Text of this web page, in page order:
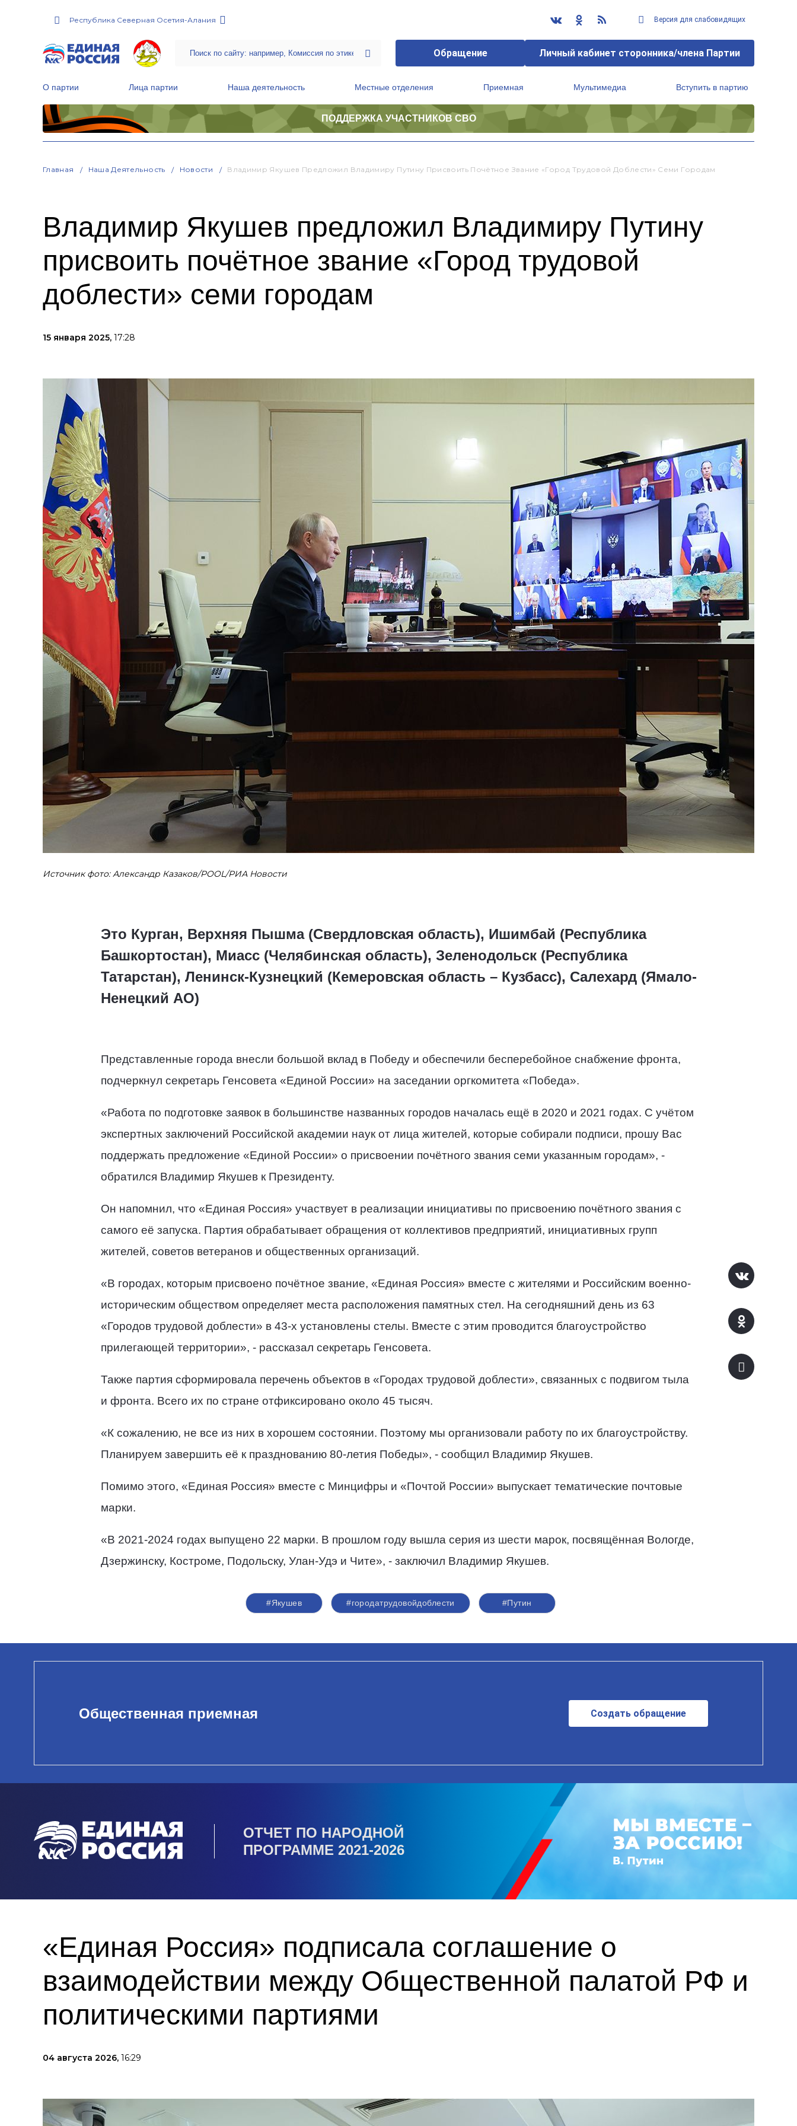
Республика Северная Осетия-Алания Версия для слабовидящих
Обращение Личный кабинет сторонника/члена Партии
О партии Лица партии Наша деятельность Местные отделения Приемная Мультимедиа Вступить в партию
ПОДДЕРЖКА УЧАСТНИКОВ СВО
Главная Наша Деятельность Новости Владимир Якушев Предложил Владимиру Путину Присвоить Почётное Звание «Город Трудовой Доблести» Семи Городам
Владимир Якушев предложил Владимиру Путину
присвоить почётное звание «Город трудовой
доблести» семи городам
15 января 2025, 17:28
Источник фото: Александр Казаков/POOL/РИА Новости
Это Курган, Верхняя Пышма (Свердловская область), Ишимбай (Республика
Башкортостан), Миасс (Челябинская область), Зеленодольск (Республика
Татарстан), Ленинск-Кузнецкий (Кемеровская область – Кузбасс), Салехард (Ямало-
Ненецкий АО)
Представленные города внесли большой вклад в Победу и обеспечили бесперебойное снабжение фронта,
подчеркнул секретарь Генсовета «Единой России» на заседании оргкомитета «Победа».
«Работа по подготовке заявок в большинстве названных городов началась ещё в 2020 и 2021 годах. С учётом
экспертных заключений Российской академии наук от лица жителей, которые собирали подписи, прошу Вас
поддержать предложение «Единой России» о присвоении почётного звания семи указанным городам», -
обратился Владимир Якушев к Президенту.
Он напомнил, что «Единая Россия» участвует в реализации инициативы по присвоению почётного звания с
самого её запуска. Партия обрабатывает обращения от коллективов предприятий, инициативных групп
жителей, советов ветеранов и общественных организаций.
«В городах, которым присвоено почётное звание, «Единая Россия» вместе с жителями и Российским военно-
историческим обществом определяет места расположения памятных стел. На сегодняшний день из 63
«Городов трудовой доблести» в 43-х установлены стелы. Вместе с этим проводится благоустройство
прилегающей территории», - рассказал секретарь Генсовета.
Также партия сформировала перечень объектов в «Городах трудовой доблести», связанных с подвигом тыла
и фронта. Всего их по стране отфиксировано около 45 тысяч.
«К сожалению, не все из них в хорошем состоянии. Поэтому мы организовали работу по их благоустройству.
Планируем завершить её к празднованию 80-летия Победы», - сообщил Владимир Якушев.
Помимо этого, «Единая Россия» вместе с Минцифры и «Почтой России» выпускает тематические почтовые
марки.
«В 2021-2024 годах выпущено 22 марки. В прошлом году вышла серия из шести марок, посвящённая Вологде,
Дзержинску, Костроме, Подольску, Улан-Удэ и Чите», - заключил Владимир Якушев.
#Якушев #городатрудовойдоблести #Путин
Общественная приемная Создать обращение
ОТЧЕТ ПО НАРОДНОЙ
ПРОГРАММЕ 2021-2026
«Единая Россия» подписала соглашение о
взаимодействии между Общественной палатой РФ и
политическими партиями
04 августа 2026, 16:29